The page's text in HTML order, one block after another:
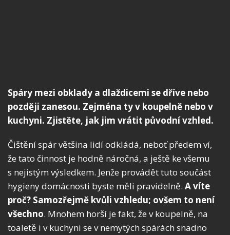
Spáry mezi obklady a dlaždicemi se dříve nebo
později zanesou. Zejména ty v koupelně nebo v
kuchyni. Zjistěte, jak jim vrátit původní vzhled.
Čištění spár většina lidí odkládá, neboť předem ví,
že tato činnost je hodně náročná, a ještě ke všemu
s nejistým výsledkem. Jenže provádět tuto součást
hygieny domácnosti byste měli pravidelně. A víte
proč? Samozřejmě kvůli vzhledu; ovšem to není
všechno. Mnohem horší je fakt, že v koupelně, na
toaletě i v kuchyni se v nemytých spárách snadno